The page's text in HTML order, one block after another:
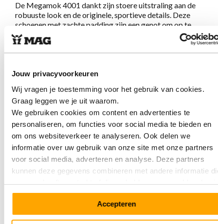
Jouw privacyvoorkeuren
Wij vragen je toestemming voor het gebruik van cookies.
Graag leggen we je uit waarom.
We gebruiken cookies om content en advertenties te
personaliseren, om functies voor social media te bieden en
om ons websiteverkeer te analyseren. Ook delen we
informatie over uw gebruik van onze site met onze partners
voor social media, adverteren en analyse. Deze partners
kunnen deze gegevens combineren met andere informatie
u aan ze heeft verstrekt of die ze hebben verzameld op
van uw gebruik van hun services.
Accepteren
De Megamok 4001 dankt zijn stoere uitstraling aan de
robuuste look en de originele, sportieve details. Deze
schoenen met zachte padding zijn een genot om op te
lopen. Ze zijn met de hand gemaakt volgens de originele
mocassin maakwijze waardoor ze als een sok om je voet
aansluiten.Eenmaal aan, nooit meer uit!
Eigenschappen Megamok 4001
Daffodil
Gemaakt van soepel en sterk flex leer
Echte traditionele handgestikte mocassin constructie
Uitneembaar voetbed
Voering is chroomvrij, ademend, antistatisch en
antibacterieel
Eerlijk en ambachtelijk gemaakt in Portugal
Verkrijgbaar in vele kleuren en prints
Valt normaal,we adviseren je om je gebruikelijke